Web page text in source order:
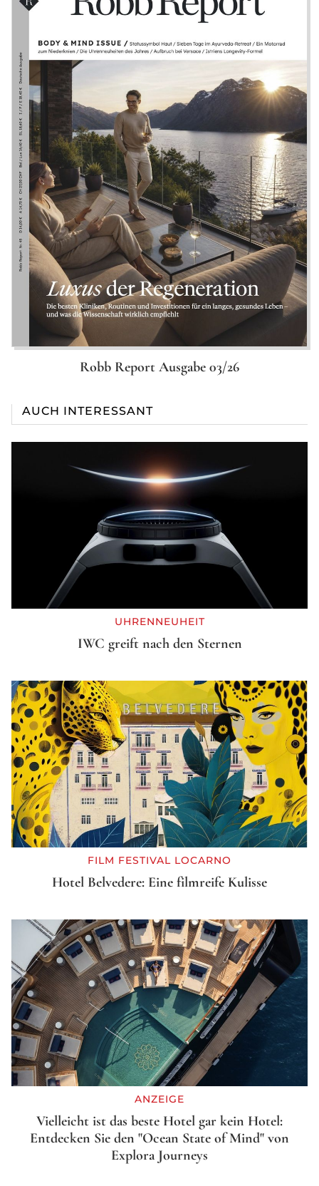
Robb Report Ausgabe 03/26
AUCH INTERESSANT
UHRENNEUHEIT
IWC greift nach den Sternen
FILM FESTIVAL LOCARNO
Hotel Belvedere: Eine filmreife Kulisse
ANZEIGE
Vielleicht ist das beste Hotel gar kein Hotel:
Entdecken Sie den "Ocean State of Mind" von
Explora Journeys